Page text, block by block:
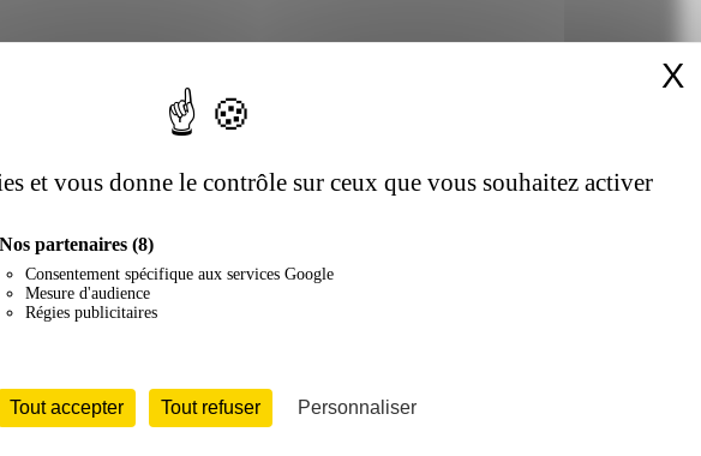
et vous donne le contrôle sur ceux que vous souhaitez activer
Nos partenaires (8)
Consentement spécifique aux services Google
Mesure d'audience
Régies publicitaires
Tout accepter Tout refuser Personnaliser
X